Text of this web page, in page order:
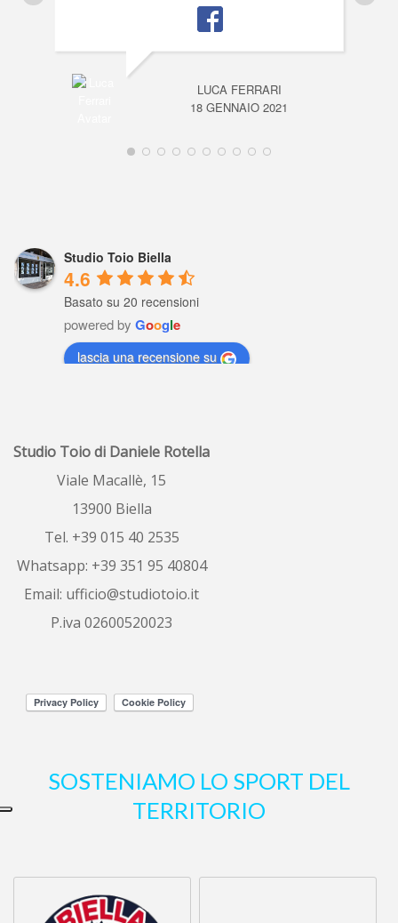
LUCA FERRARI
18 GENNAIO 2021
Studio Toio Biella
4.6
Basato su 20 recensioni
powered by Google
lascia una recensione su
fatto valutare il  mio  alloggio , profe
leggi tutto
ombretta porrino
Ottimo servizio,
sono riuscita a vendere il mio alloggio
in...leggi tutto
Luca Siletti
Altre recensioni
Studio Toio di Daniele Rotella
Viale Macallè, 15
13900 Biella
Tel. +39 015 40 2535
Whatsapp: +39 351 95 40804
Email: ufficio@studiotoio.it
P.iva 02600520023
SOSTENIAMO LO SPORT DEL
TERRITORIO